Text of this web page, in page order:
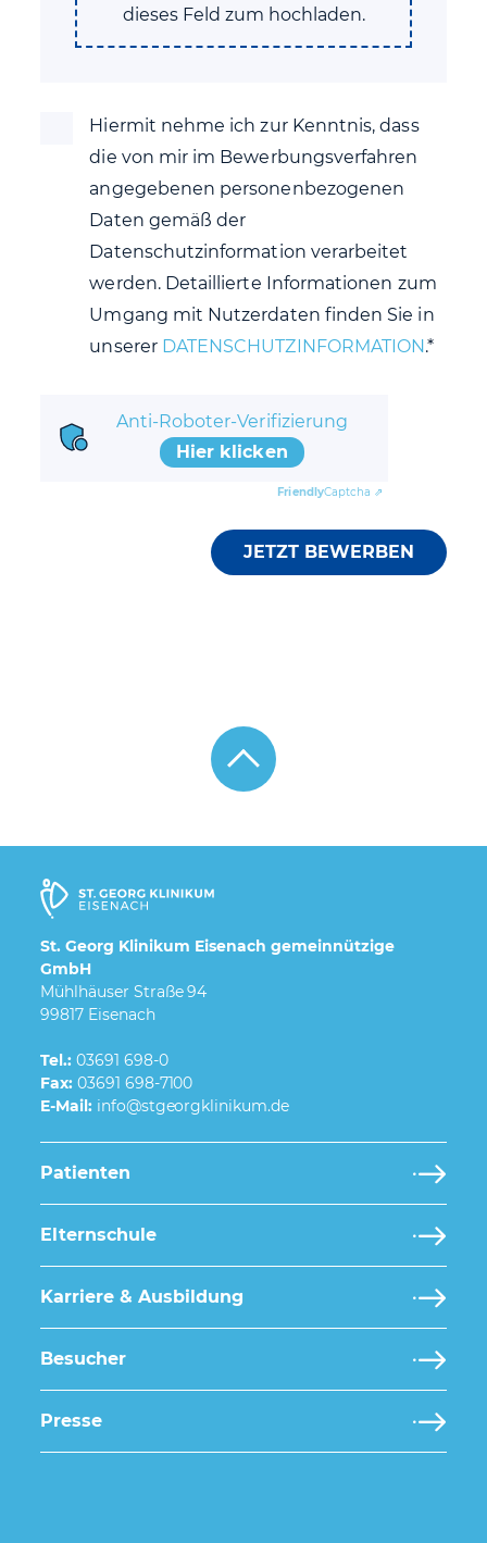
dieses Feld zum hochladen.
Hiermit nehme ich zur Kenntnis, dass
die von mir im Bewerbungsverfahren
angegebenen personenbezogenen
Daten gemäß der
Datenschutzinformation verarbeitet
werden. Detaillierte Informationen zum
Umgang mit Nutzerdaten finden Sie in
unserer DATENSCHUTZINFORMATION.*
Anti-Roboter-Verifizierung
Hier klicken
FriendlyCaptcha ⇗
St. Georg Klinikum Eisenach gemeinnützige
GmbH
Mühlhäuser Straße 94
99817 Eisenach
Tel.: 03691 698-0
Fax: 03691 698-7100
E-Mail:
Patienten
Elternschule
Karriere & Ausbildung
Besucher
Presse